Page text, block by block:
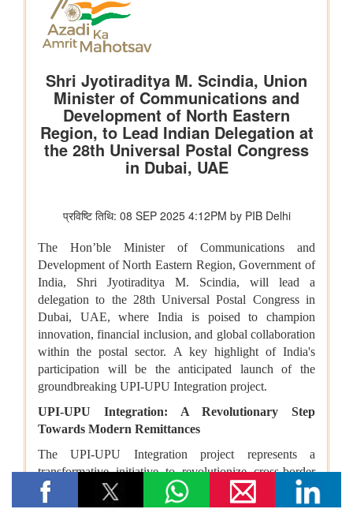
प्रधानमंत्री आवास योजना - शहरी क्षेत्र में उपलब्धि: 1.25 करोड़ घरों की
स्वीकृति, 1 करोड़ घरों का निर्माण पूरा हुआ
भारत ने जीवाश्म ईंधन रहित विद्युत उत्पादन क्षमता में 300 गीगावाट का
ऐतिहासिक आंकड़ा हासिल किया
विज्ञान एवं प्रौद्योगिकी मंत्रालय
डॉ. जितेंद्र सिंह के अनुसार, भारत अगली औद्योगिक क्रांति में एक महत्वपूर्ण
सामाजिक न्‍याय एवं अधिकारिता मंत्रालय
सरकार ने डीएपीएससी के अंतर्गत अनुसूचित जातियों के कल्याण और विकास
के लिए निर्धारित निधियों की निगरानी और मजबूत की
पिछले तीन वित्त वर्षों के दौरान कर्नाटक में अनुसूचित जाति के विद्यार्थियों के
लिए पोस्ट-मैट्रिक छात्रवृत्ति के अंतर्गत 1,178.20 करोड़ रुपये की केंद्रीय
हिस्सेदारी जारी
आर्थिक बाधाओं से लेकर शैक्षिक आकांक्षाओं तक: छात्रवृत्ति सहायता ने गणेश
कुमार को बी.टेक की पढ़ाई पूरी करने में कैसे मदद की
वित्तीय बाधाओं से लेकर शैक्षिक आकांक्षाओं तक: अनु प्रिया को बी.टेक की
पढ़ाई पूरी करने में छात्रवृत्ति सहायता ने कैसे मदद की
वित्तीय बाधाओं से लेकर तकनीकी आकांक्षाओं तक: यारा महेश को बी.टेक की
युवा कार्यक्रम एवं खेल मंत्रालय
“काशी से नशा मुक्ति का संदेश जलगांव के हर गाँव तक पहुँचना चाहिए” —